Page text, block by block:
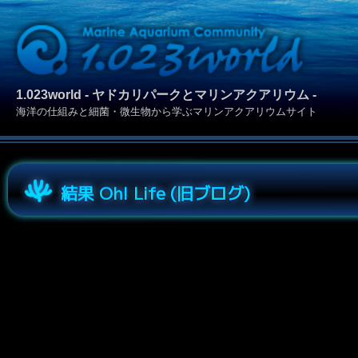
1.023world - ヤドカリパークとマリンアクアリウム -
海洋の仕組みと細菌・微生物から学ぶマリンアクアリウムサイト
結果 Oh! Life (旧ブログ)